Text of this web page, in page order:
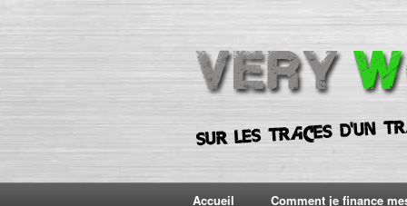
Accueil Comment je finance